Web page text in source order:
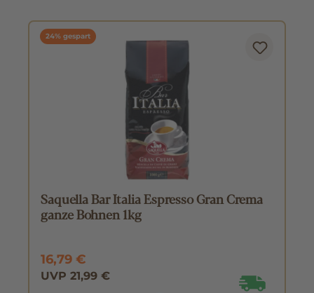
24% gespart
Saquella Bar Italia Espresso Gran Crema
ganze Bohnen 1kg
16,79 €
UVP 21,99 €